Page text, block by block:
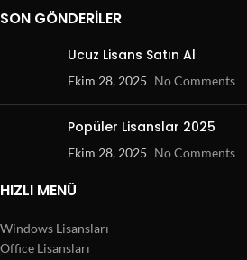
SON GÖNDERILER
Ucuz Lisans Satın Al
Ekim 28, 2025 No Comments
Popüler Lisanslar 2025
Ekim 28, 2025 No Comments
HIZLI MENÜ
Windows Lisansları
Office Lisansları